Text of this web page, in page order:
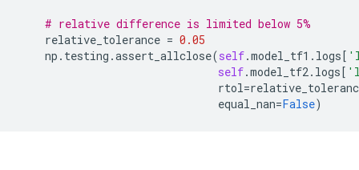
# relative difference is limited below 5%
relative_tolerance = 0.05
np . testing .assert_allclose(self.model_tf1 . logs[
self.model_tf2. logs[
rtol=
equal_nan=False)